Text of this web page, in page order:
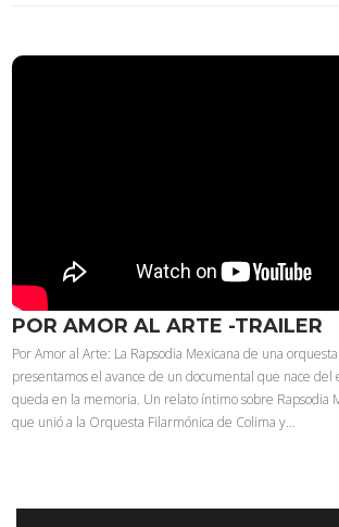
POR AMOR AL ARTE -TRAILER
Por Amor al Arte: La Rapsodia Mexicana de una
presentamos el avance de un documental que nace del
queda en la memoria. Un relato íntimo sobre Rapsodia
que unió a la Orquesta Filarmónica de Colima y…